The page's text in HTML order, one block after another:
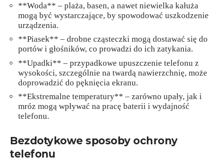
**Woda** – plaża, basen, a nawet niewielka kałuża
mogą być wystarczające, by spowodować uszkodzenie
urządzenia.
**Piasek** – drobne cząsteczki mogą dostawać się do
portów i głośników, co prowadzi do ich zatykania.
**Upadki** – przypadkowe upuszczenie telefonu z
wysokości, szczególnie na twardą nawierzchnię, może
doprowadzić do pęknięcia ekranu.
**Ekstremalne temperatury** – zarówno upały, jak i
mróz mogą wpływać na pracę baterii i wydajność
telefonu.
Bezdotykowe sposoby ochrony
telefonu